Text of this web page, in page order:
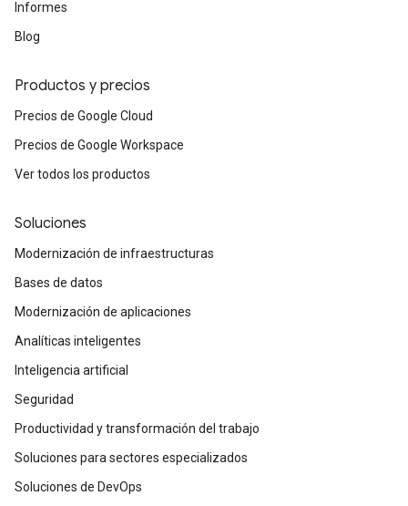
Informes
Blog
Productos y precios
Precios de Google Cloud
Precios de Google Workspace
Ver todos los productos
Soluciones
Modernización de infraestructuras
Bases de datos
Modernización de aplicaciones
Analíticas inteligentes
Inteligencia artificial
Seguridad
Productividad y transformación del trabajo
Soluciones para sectores especializados
Soluciones de DevOps